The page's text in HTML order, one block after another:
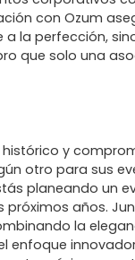
con Ozum
a la perfección,
que solo una
y
otro para sus
planeando un
próximos años.
la
enfoque